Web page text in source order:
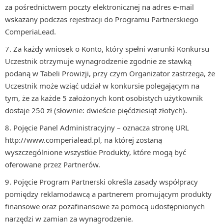
za pośrednictwem poczty elektronicznej na adres e-mail
wskazany podczas rejestracji do Programu Partnerskiego
ComperiaLead.
Za każdy wniosek o Konto, który spełni warunki Konkursu
Uczestnik otrzymuje wynagrodzenie zgodnie ze stawką
podaną w Tabeli Prowizji, przy czym Organizator zastrzega, że
Uczestnik może wziąć udział w konkursie polegającym na
tym, że za każde 5 założonych kont osobistych użytkownik
dostaje 250 zł (słownie: dwieście pięćdziesiąt złotych).
Pojęcie Panel Administracyjny – oznacza stronę URL
http://www.comperialead.pl, na której zostaną
wyszczególnione wszystkie Produkty, które mogą być
oferowane przez Partnerów.
Pojęcie Program Partnerski określa zasady współpracy
pomiędzy reklamodawcą a partnerem promującym produkty
finansowe oraz pozafinansowe za pomocą udostępnionych
narzędzi w zamian za wynagrodzenie.